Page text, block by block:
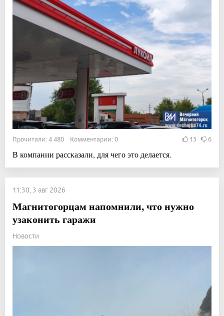
Прочитали: 4 480 Комментарии: 0 13 6
В компании рассказали, для чего это делается.
11:30, 3 авг 2026
Магнитогорцам напомнили, что нужно
узаконить гаражи
Новости